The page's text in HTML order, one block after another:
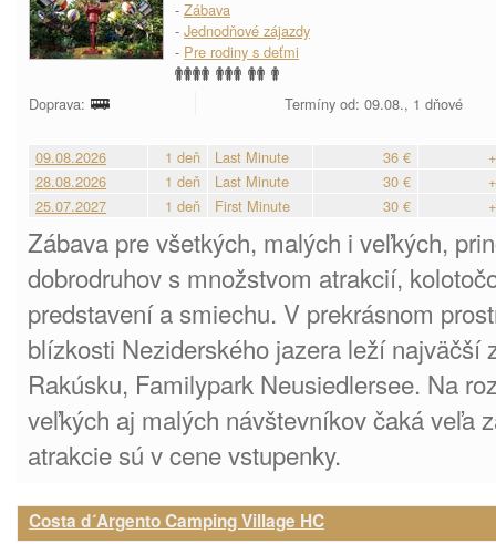
- Zábava
- Jednodňové zájazdy
- Pre rodiny s deťmi
Doprava: Termíny od: 09.08., 1 dňové
09.08.2026 1 deň Last Minute 36 €
28.08.2026
1 deň Last Minute 30 €
25.07.2027
1 deň First Minute 30 €
Zábava pre všetkých, malých i veľkých,
dobrodruhov s množstvom atrakcií,
predstavení a smiechu. V prekrásnom
blízkosti Neziderského jazera leží najväčší
Rakúsku, Familypark Neusiedlersee. Na
veľkých aj malých návštevníkov čaká veľa
atrakcie sú v cene vstupenky.
Costa d´Argento Camping Village HC